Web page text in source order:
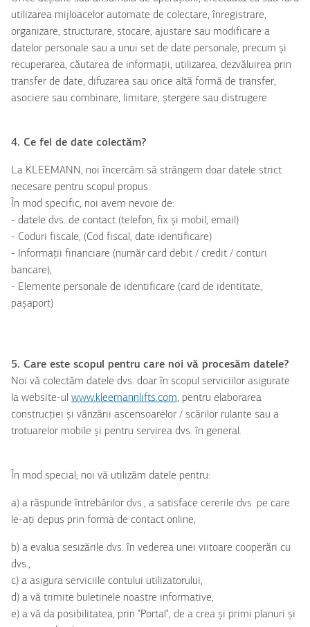
utilizarea mijloacelor automate de colectare, înregistrare,
organizare, structurare, stocare, ajustare sau modificare a
datelor personale sau a unui set de date personale, precum și
recuperarea, căutarea de informații, utilizarea, dezvăluirea prin
transfer de date, difuzarea sau orice altă formă de transfer,
asociere sau combinare, limitare, ștergere sau distrugere.
4. Ce fel de date colectăm?
La KLEEMANN, noi încercăm să strângem doar datele strict
necesare pentru scopul propus.
În mod specific, noi avem nevoie de:
- datele dvs. de contact (telefon, fix și mobil, email)
- Coduri fiscale, (Cod fiscal, date identificare)
- Informații financiare (număr card debit / credit / conturi
bancare),
- Elemente personale de identificare (card de identitate,
pașaport)
5. Care este scopul pentru care noi vă procesăm datele?
Noi vă colectăm datele dvs. doar în scopul serviciilor asigurate
la website-ul www.kleemannlifts.com, pentru elaborarea
construcției și vânzării ascensoarelor / scărilor rulante sau a
trotuarelor mobile și pentru servirea dvs. în general.
În mod special, noi vă utilizăm datele pentru:
a) a răspunde întrebărilor dvs., a satisface cererile dvs. pe care
le-ați depus prin forma de contact online,
b) a evalua sesizările dvs. în vederea unei viitoare cooperări cu
dvs.,
c) a asigura serviciile contului utilizatorului,
d) a vă trimite buletinele noastre informative,
e) a vă da posibilitatea, prin "Portal", de a crea și primi planuri și